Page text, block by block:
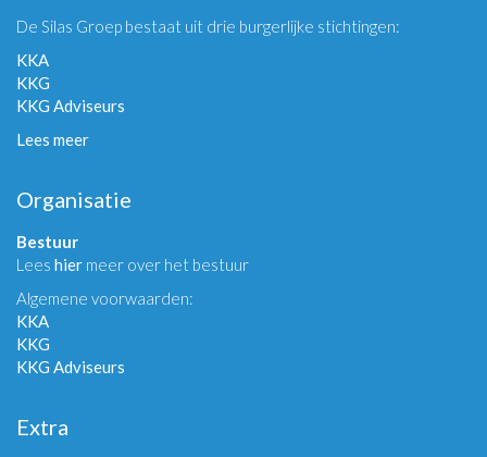
De Silas Groep bestaat uit drie burgerlijke stichtingen:
KKA
KKG
KKG Adviseurs
Lees meer
Organisatie
Bestuur
Lees hier meer over het bestuur
Algemene voorwaarden:
KKA
KKG
KKG Adviseurs
Extra